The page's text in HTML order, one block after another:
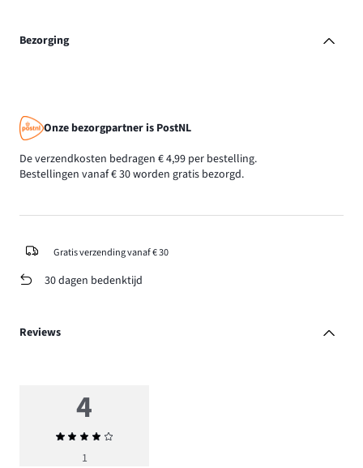
Bezorging
Onze bezorgpartner is PostNL
De verzendkosten bedragen € 4,99 per bestelling.
Bestellingen vanaf € 30 worden gratis bezorgd.
Gratis verzending vanaf € 30
30 dagen bedenktijd
Reviews
4
Gemiddelde
beoordeling
1